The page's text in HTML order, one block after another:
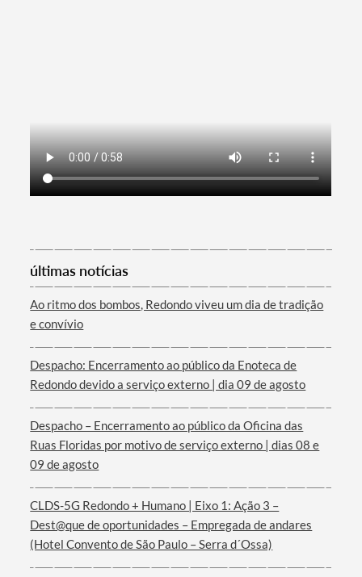
Filtros
últimas notícias
Ao ritmo dos bombos, Redondo viveu um dia de tradição
e convívio
Despacho: Encerramento ao público da Enoteca de
Redondo devido a serviço externo | dia 09 de agosto
Despacho – Encerramento ao público da Oficina das
Ruas Floridas por motivo de serviço externo | dias 08 e
09 de agosto
CLDS-5G Redondo + Humano | Eixo 1: Ação 3 –
Dest@que de oportunidades – Empregada de andares
(Hotel Convento de São Paulo – Serra d´Ossa)